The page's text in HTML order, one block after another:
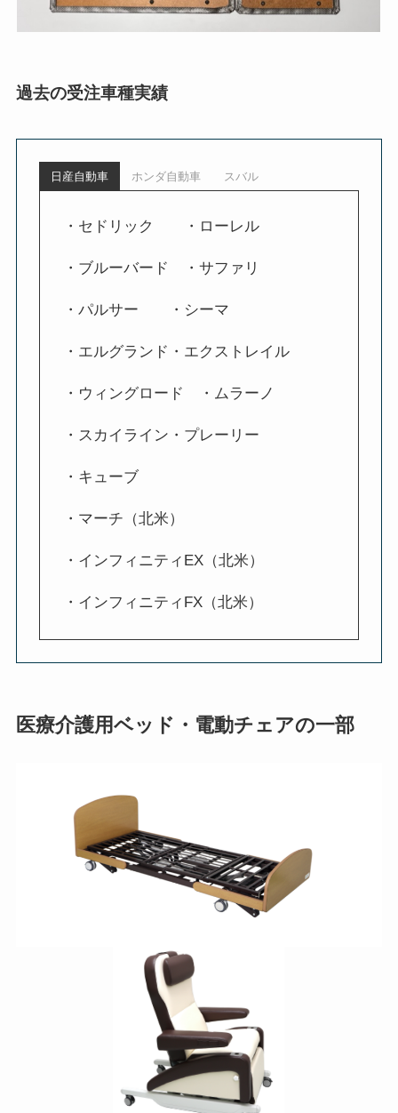
過去の受注車種実績
日産自動車 ホンダ自動車 スバル
・セドリック ・ローレル
・ブルーバード ・サファリ
・パルサー ・シーマ
・エルグランド・エクストレイル
・ウィングロード ・ムラーノ
・スカイライン・プレーリー
・キューブ
・マーチ（北米）
・インフィニティEX（北米）
・インフィニティFX（北米）
医療介護用ベッド・ 電動チェアの一部